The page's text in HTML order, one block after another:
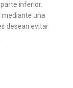
inferior.
mediante una
desean evitar